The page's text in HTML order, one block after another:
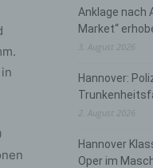
Anklage nach
Market“
3. August 2026
Hannover:
2. August 2026
Hannover
Oper im